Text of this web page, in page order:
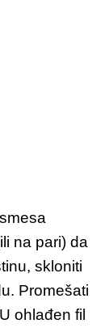
na pari) da
skloniti
Promešati
ohlađen fil